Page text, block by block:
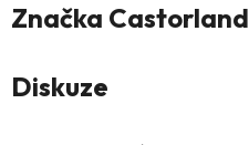
Značka Castorland
Diskuze